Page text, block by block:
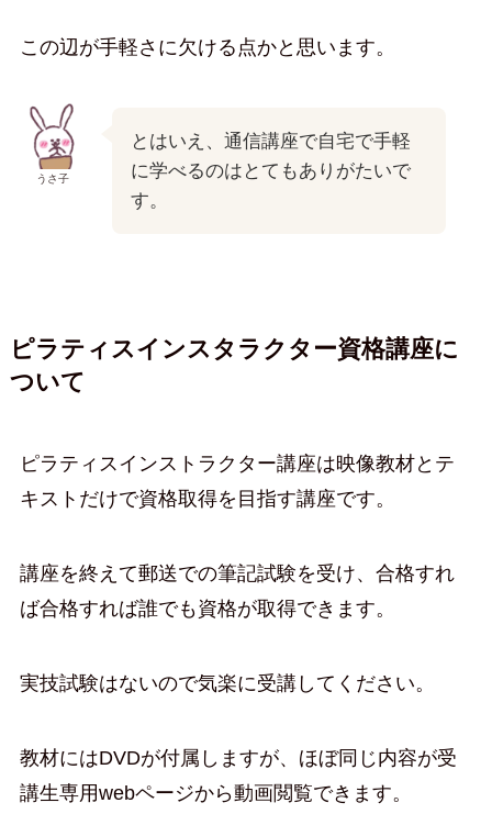
この辺が手軽さに欠ける点かと思います。
うさ子
とはいえ、通信講座で自宅で手軽
に学べるのはとてもありがたいで
す。
ピラティスインスタラクター資格講座に
ついて
ピラティスインストラクター講座は映像教材とテ
キストだけで資格取得を目指す講座です。
講座を終えて郵送での筆記試験を受け、合格すれ
ば合格すれば誰でも資格が取得できます。
実技試験はないので気楽に受講してください。
教材にはDVDが付属しますが、ほぼ同じ内容が受
講生専用webページから動画閲覧できます。